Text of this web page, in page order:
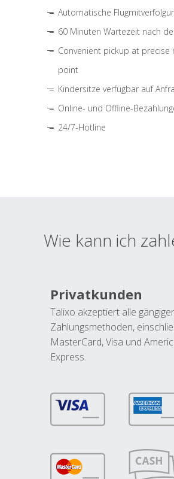
Automatische
60 Minuten Wartezeit nach
Convenient pickup at precise
point
Kindersitze verfügbar auf
Online- und Offline-
24/7-Hotline
Wie kann ich
Privatkunden
Talixo akzeptiert alle
Zahlungsmethoden,
MasterCard, Visa und
Express.